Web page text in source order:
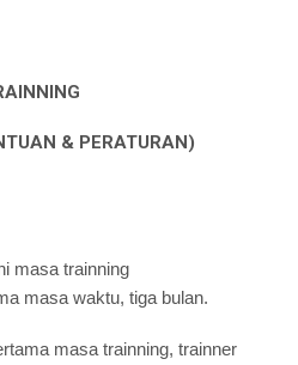
& PERATURAN)
masa trainning
masa waktu, tiga bulan.
masa trainning, trainner